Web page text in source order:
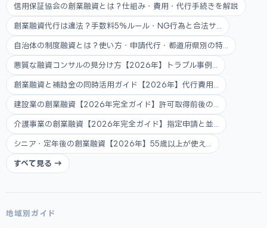
信用保証協会の創業融資とは？仕組み・費用・代行手続きを解説
創業融資代行は違法？手数料5%ルール・NG行為と合法サ...
自治体の制度融資とは？使い方・申請代行・都道府県別の特...
悪質な融資コンサルの見分け方【2026年】トラブル事例...
創業融資と補助金の同時活用ガイド【2026年】代行費用...
建設業の創業融資【2026年完全ガイド】許可取得前後の...
介護事業の創業融資【2026年完全ガイド】指定申請と並...
シニア・定年後の創業融資【2026年】55歳以上が使え...
すべて見る →
地域別ガイド